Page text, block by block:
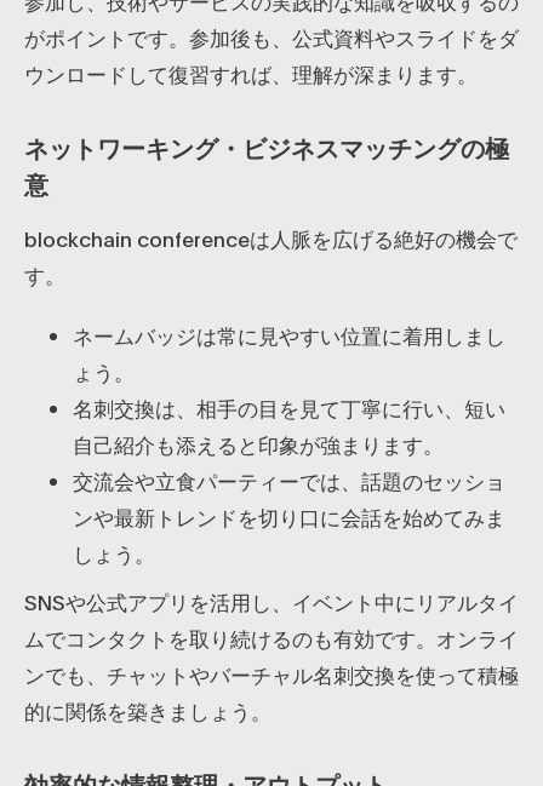
がポイントです。参加後も、公式資料やスライドをダ
ウンロードして復習すれば、理解が深まります。
ネットワーキング・ビジネスマッチングの極
意
blockchain conferenceは人脈を広げる絶好の機会で
す。
ネームバッジは常に見やすい位置に着用しまし
ょう。
名刺交換は、相手の目を見て丁寧に行い、短い
自己紹介も添えると印象が強まります。
交流会や立食パーティーでは、話題のセッショ
ンや最新トレンドを切り口に会話を始めてみま
しょう。
SNSや公式アプリを活用し、イベント中にリアルタイ
ムでコンタクトを取り続けるのも有効です。オンライ
ンでも、チャットやバーチャル名刺交換を使って積極
的に関係を築きましょう。